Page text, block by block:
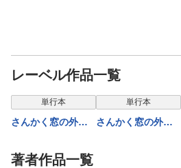
レーベル作品一覧
単行本
さんかく窓の外側
単行本
さんかく窓の外側
著者作品一覧